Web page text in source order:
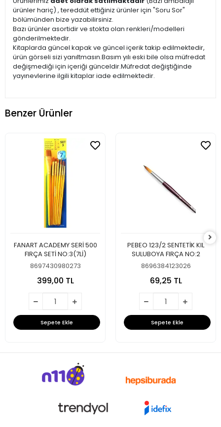
ürünler hariç) , tereddüt ettiğiniz ürünler için "Soru Sor"
bölümünden bize yazabilirsiniz.
Bazı ürünler asortidir ve stokta olan renkleri/modelleri
gönderilmektedir.
Kitaplarda güncel kapak ve güncel içerik takip edilmektedir,
ürün görseli sizi yanıltmasın.Basım yılı eski bile olsa müfredat
değişmediği için içeriği günceldir.Müfredat değiştiğinde
yayınevlerine ilgili kitaplar iade edilmektedir.
Benzer Ürünler
FANART ACADEMY SERİ 500
FIRÇA SETİ NO:3(7Lİ)
8697430980273
399,00 TL
Sepete Ekle
PEBEO 123/2 SENTETİK KIL
SULUBOYA FIRÇA NO:2
8696384123026
69,25 TL
Sepete Ekle